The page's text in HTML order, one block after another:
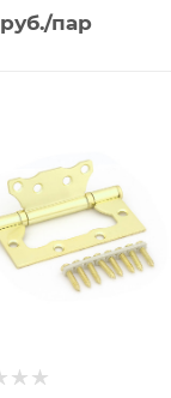
руб./пар